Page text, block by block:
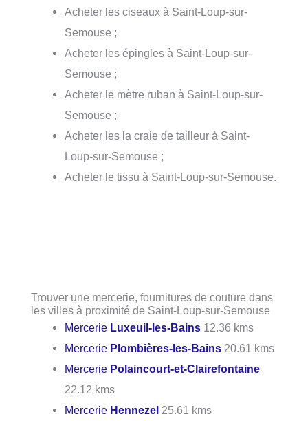
Acheter les ciseaux à Saint-Loup-sur-
Semouse ;
Acheter les épingles à Saint-Loup-sur-
Semouse ;
Acheter le mètre ruban à Saint-Loup-sur-
Semouse ;
Acheter les la craie de tailleur à Saint-
Loup-sur-Semouse ;
Acheter le tissu à Saint-Loup-sur-Semouse.
Trouver une mercerie, fournitures de couture dans
les villes à proximité de Saint-Loup-sur-Semouse
Mercerie Luxeuil-les-Bains 12.36 kms
Mercerie Plombières-les-Bains 20.61 kms
Mercerie Polaincourt-et-Clairefontaine
22.12 kms
Mercerie Hennezel 25.61 kms